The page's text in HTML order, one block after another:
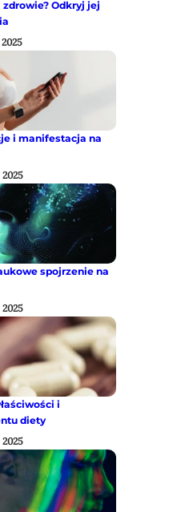
zdrowie? Odkryj jej
i manifestacja na
spojrzenie na
i
diety